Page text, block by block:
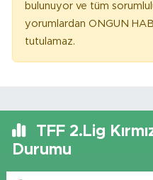
bulunuyor ve tüm
yorumlardan ONGUN
tutulamaz.
TFF 2.Lig
Durumu